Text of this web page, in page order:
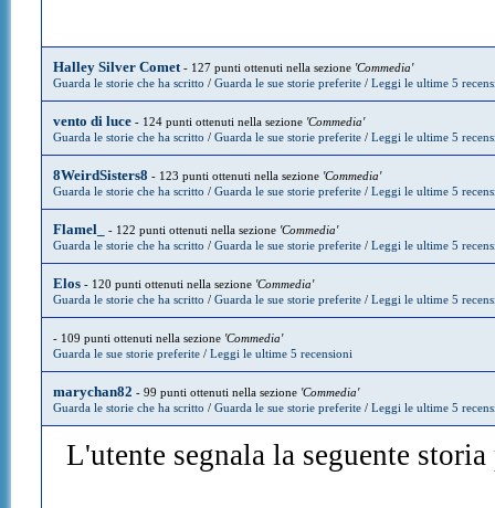
Halley Silver Comet- 127 punti ottenuti nella sezione 'Commedia'
Guarda le storie che ha scritto / Guarda le sue storie preferite/ Leggi le ultime 5
vento di luce- 124 punti ottenuti nella sezione 'Commedia'
Guarda le storie che ha scritto / Guarda le sue storie preferite/ Leggi le ultime 5
8WeirdSisters8 - 123 punti ottenuti nella sezione 'Commedia'
Guarda le storie che ha scritto / Guarda le sue storie preferite/ Leggi le ultime 5
Flamel_ - 122 punti ottenuti nella sezione 'Commedia'
Guarda le storie che ha scritto / Guarda le sue storie preferite/ Leggi le ultime 5
Elos- 120 punti ottenuti nella sezione 'Commedia'
Guarda le storie che ha scritto / Guarda le sue storie preferite/ Leggi le ultime 5
- 109 punti ottenuti nella sezione 'Commedia'
Guarda le sue storie preferite/ Leggi le ultime 5 recensioni
marychan82 - 99 punti ottenuti nella sezione 'Commedia'
Guarda le storie che ha scritto / Guarda le sue storie preferite/ Leggi le ultime 5
L'utente segnala la seguente